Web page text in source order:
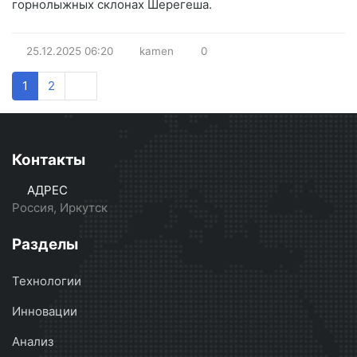
горнолыжных склонах Шерегеша.
25.12.2025 06:20 kamen 0
1 2
Контакты
АДРЕС
Россия, Иркутск
Разделы
Технологии
Инновации
Анализ